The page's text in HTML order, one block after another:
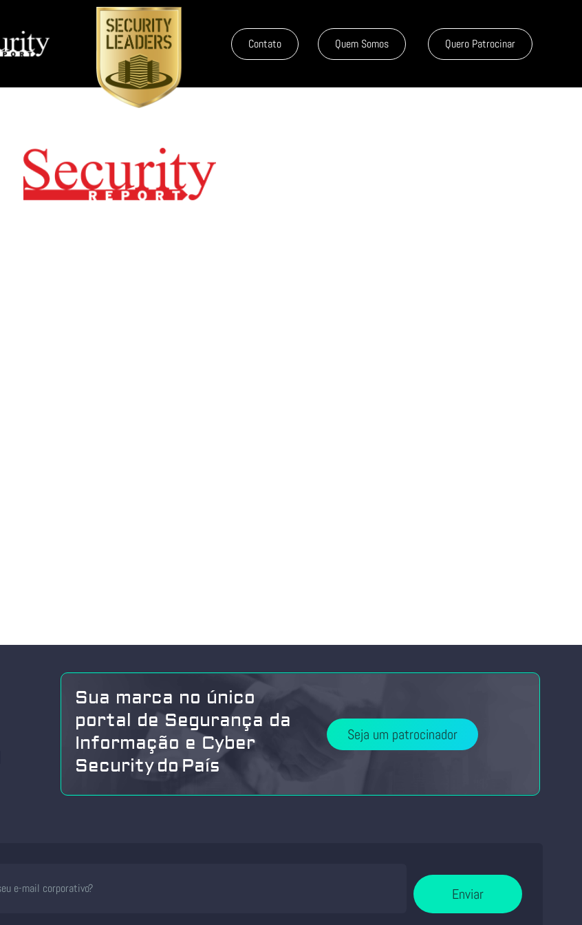
Contato Quem Somos Quero Patrocinar
Sua marca no único
portal de Segurança da
Informação e Cyber
Security do País
Seja um patrocinador
Enviar